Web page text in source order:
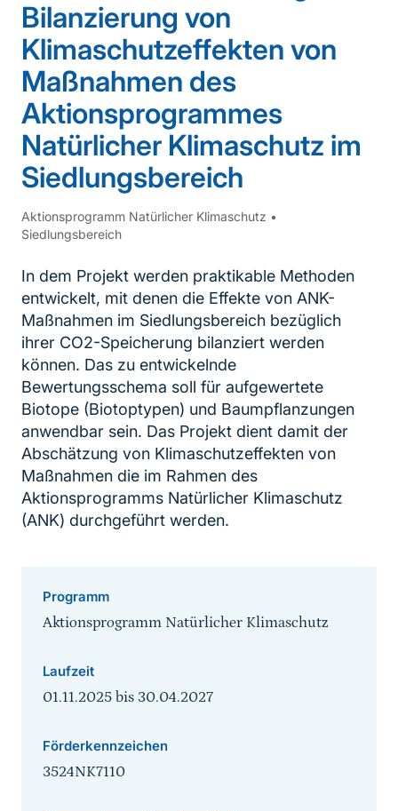
Bilanzierung von
Klimaschutzeffekten von
Maßnahmen des
Aktionsprogrammes
Natürlicher Klimaschutz im
Siedlungsbereich
Aktionsprogramm Natürlicher Klimaschutz •
Siedlungsbereich
In dem Projekt werden praktikable Methoden
entwickelt, mit denen die Effekte von ANK-
Maßnahmen im Siedlungsbereich bezüglich
ihrer CO2-Speicherung bilanziert werden
können. Das zu entwickelnde
Bewertungsschema soll für aufgewertete
Biotope (Biotoptypen) und Baumpflanzungen
anwendbar sein. Das Projekt dient damit der
Abschätzung von Klimaschutzeffekten von
Maßnahmen die im Rahmen des
Aktionsprogramms Natürlicher Klimaschutz
(ANK) durchgeführt werden.
Programm
Aktionsprogramm Natürlicher Klimaschutz
Laufzeit
01.11.2025 bis 30.04.2027
Förderkennzeichen
3524NK7110